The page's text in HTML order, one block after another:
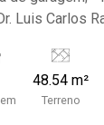
Luis Carlos
- Ribeirão
compra e
Imóveis,
48.54 m²
Terreno